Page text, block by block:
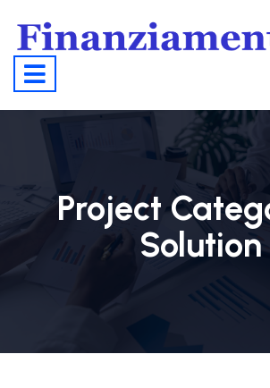
Project
Solution